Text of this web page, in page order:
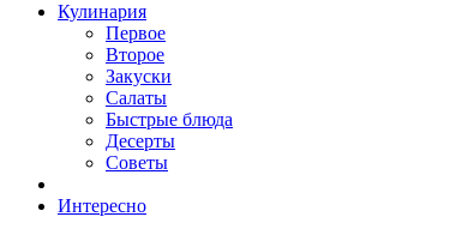
Кулинария
Первое
Второе
Закуски
Салаты
Быстрые блюда
Десерты
Советы
Интересно